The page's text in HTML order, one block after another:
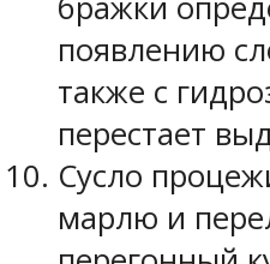
появлению
также с
перестает
Сусло
марлю и